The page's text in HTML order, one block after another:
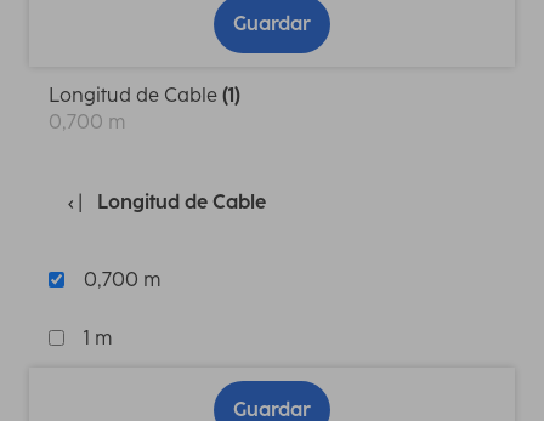
Guardar
Longitud de Cable (1)
0,700 m
Longitud de Cable
0,700 m
1 m
Guardar